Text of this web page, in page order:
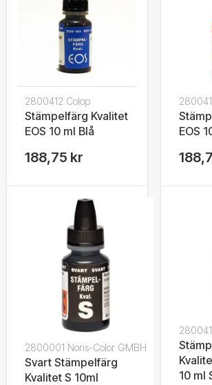
2800412 Colop
Stämpelfärg Kvalitet
EOS 10 ml Blå
188,75 kr
EOS
2800001 Noris-Color GMBH
Svart Stämpelfärg
Kvalitet S 10ml
10 ml